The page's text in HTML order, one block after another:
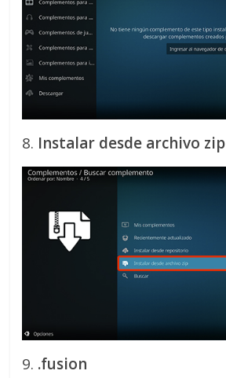
8. Instalar desde archivo zip
9. .fusion